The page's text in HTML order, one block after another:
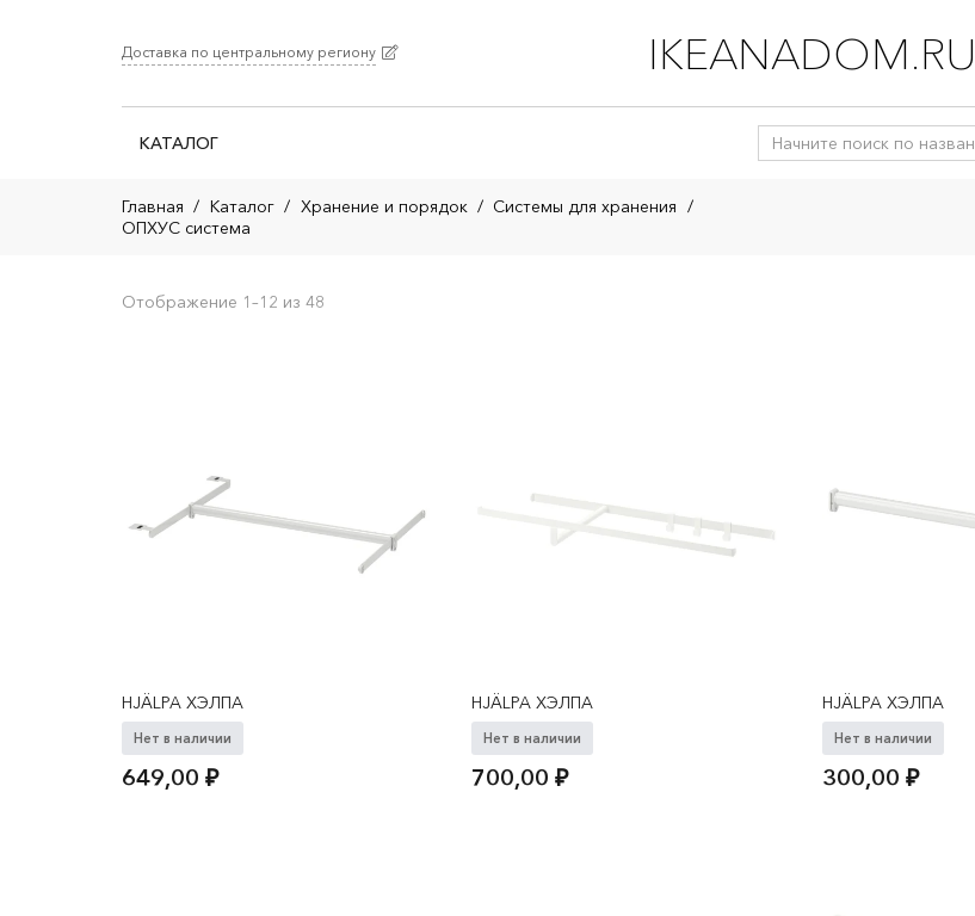
Доставка по центральному региону IKEANADOM.RU
КАТАЛОГ
Главная / Каталог / Хранение и порядок / Системы для хранения /
ОПХУС система
Отображение 1–12 из 48
HJÄLPA ХЭЛПА
Нет в наличии
649,00 ₽
HJÄLPA ХЭЛПА
Нет в наличии
700,00₽
HJÄLPA ХЭЛПА
Нет в наличии
300,00 ₽